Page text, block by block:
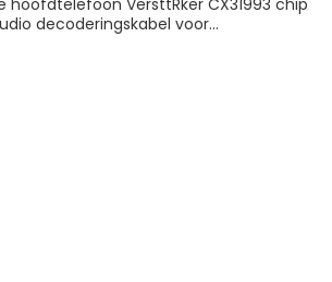
hoofdtelefoon VersttRker CX31993 chip
decoderingskabel voor…